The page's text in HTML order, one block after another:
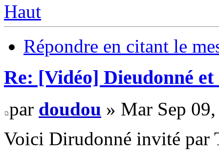
Haut
Répondre en citant le
Re: [Vidéo] Dieudonné
par doudou » Mar Sep
Voici Dirudonné invité par